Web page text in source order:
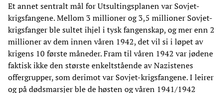
Et annet sentralt mål for Utsultingsplanen var Sovjet-
krigsfangene. Mellom 3 millioner og 3,5 millioner Sovjet-
krigsfanger ble sultet ihjel i tysk fangenskap, og mer enn 2
millioner av dem innen våren 1942, det vil si i løpet av
krigens 10 første måneder. Fram til våren 1942 var jødene
faktisk ikke den største enkeltstående av Nazistenes
offergrupper, som derimot var Sovjet-krigsfangene. I leirer
og på dødsmarsjer ble de høsten og våren 1941/1942